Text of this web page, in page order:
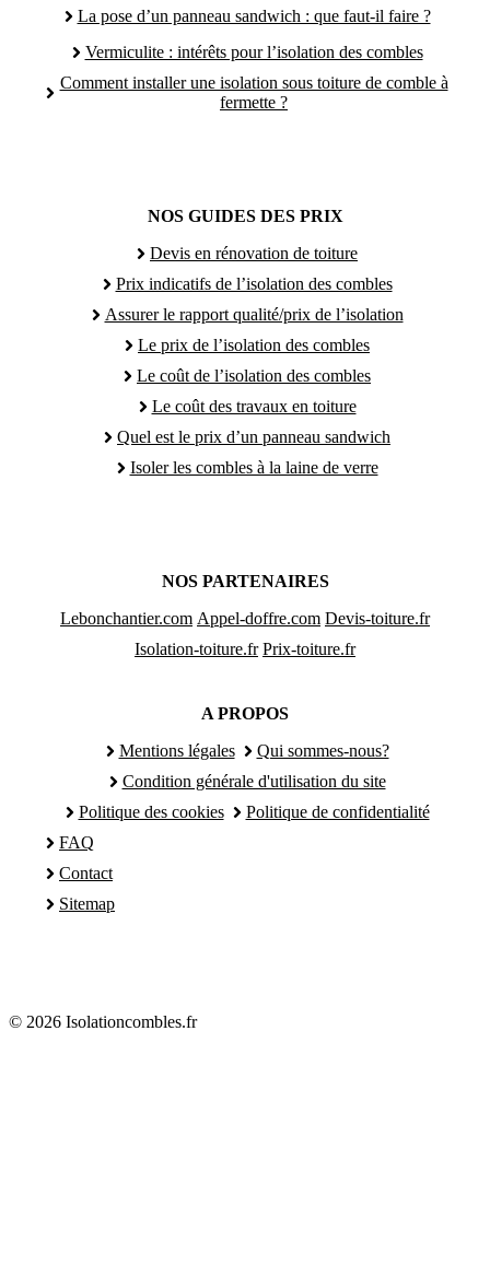
La pose d’un panneau sandwich : que faut-il faire ?
Vermiculite : intérêts pour l’isolation des combles
Comment installer une isolation sous toiture de comble à
fermette ?
NOS GUIDES DES PRIX
Devis en rénovation de toiture
Prix indicatifs de l’isolation des combles
Assurer le rapport qualité/prix de l’isolation
Le prix de l’isolation des combles
Le coût de l’isolation des combles
Le coût des travaux en toiture
Quel est le prix d’un panneau sandwich
Isoler les combles à la laine de verre
NOS PARTENAIRES
Lebonchantier.com Appel-doffre.com Devis-toiture.fr
Isolation-toiture.fr Prix-toiture.fr
A PROPOS
Mentions légales
Qui sommes-nous?
Condition générale d'utilisation du site
Politique des cookies
Politique de confidentialité
FAQ
Contact
Sitemap
© 2026 Isolationcombles.fr